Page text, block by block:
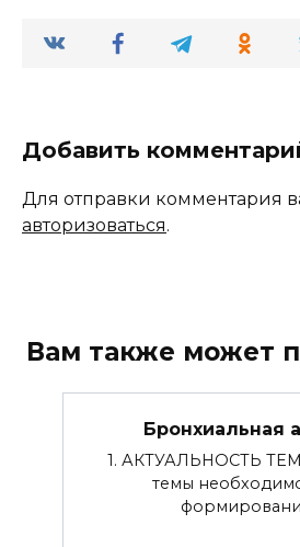
Добавить
Для отправки комментария
авторизоваться.
Вам также может
Бронхиальная
1. АКТУАЛЬНОСТЬ
темы